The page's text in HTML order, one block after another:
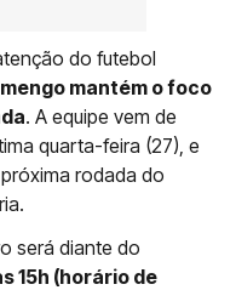
do futebol
mantém o foco
. A equipe vem de
quarta-feira (27), e
rodada do
será diante do
15h (horário de